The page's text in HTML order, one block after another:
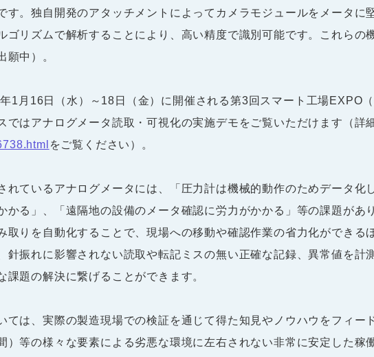
す。独自開発のアタッチメントによってカメラモジュールをメータに
ゴリズムで解析することにより、高い精度で識別可能です。これらの
願中）。
1月16日（水）～18日（金）に開催される第3回スマート工場EXPO
ではアナログメータ読取・可視化の実施デモをご覧いただけます（詳
をご覧ください）。
れているアナログメータには、「圧力計は機械的動作のためデータ化
かる」、「遠隔地の設備のメータ確認に労力がかかる」等の課題があ
取りを自動化することで、現場への移動や確認作業の省力化ができる
針振れに影響されない読取や転記ミスの無い正確な記録、異常値を計
課題の解決に繋げることができます。
ては、実際の製造現場での検証を通じて得た知見やノウハウをフィー
）等の様々な要素による劣悪な環境に左右されない非常に安定した稼